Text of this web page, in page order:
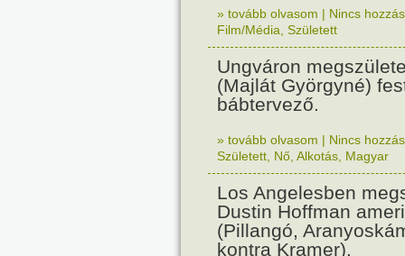
» tovább olvasom | Nincs
Film/Média Született
Ungváron
(Majlát Györgyné)
bábtervező.
» tovább olvasom | Nincs
Született Nő Alkotás Magyar
Los Angelesben
Dustin Hoffman
(Pillangó,
kontra Kramer).